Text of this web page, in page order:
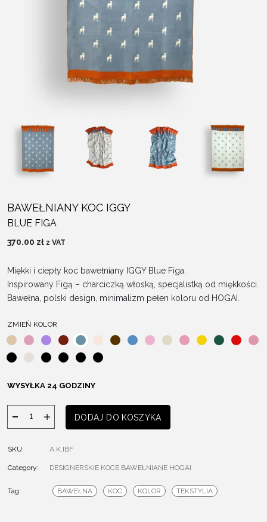
BAWEŁNIANY KOC IGGY
BLUE FIGA
370.00 zł z VAT
Miękki i ciepły koc bawełniany IGGY Blue Figa.
Inspirowany Figą – charciczką włoską, specjalistką od miękkości.
Bawełna, polski design, minimalizm pełen koloru od HOGAI.
ZMIEŃ KOLOR
WYSYŁKA 24 GODZINY
ilość
BAWEŁNIANY
IGGY
DODAJ DO KOSZYKA
SKU: A.K.IBF
Category: DESIGNERSKIE KOCE BAWEŁNIANE HOGAI
Tag: BAWEŁNA KOC KOLOR TEKSTYLIA